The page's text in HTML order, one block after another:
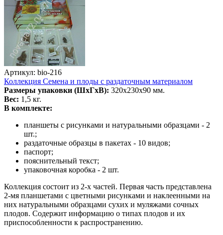
Артикул: bio-216
Коллекция Семена и плоды с раздаточным материалом
Размеры упаковки (ШхГхВ): 320х230х90 мм.
Вес: 1,5 кг.
В комплекте:
планшеты с рисунками и натуральными образцами - 2
шт.;
раздаточные образцы в пакетах - 10 видов;
паспорт;
пояснительный текст;
упаковочная коробка - 2 шт.
Коллекция состоит из 2-х частей. Первая часть представлена
2-мя планшетами с цветными рисунками и наклеенными на
них натуральными образцами сухих и муляжами сочных
плодов. Содержит информацию о типах плодов и их
приспособленности к распространению.